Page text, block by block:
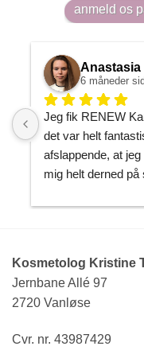
anmeld os
6 måneder
Jeg fik RENEW
det var helt
afslappende, at
mig helt derned
opmærksomhed,
føler sig både tryg
hænder. Nu ved
når jeg vil forkæle
Kosmetolog Kristine
Jernbane Allé 97
2720 Vanløse
Cvr. nr. 43987429